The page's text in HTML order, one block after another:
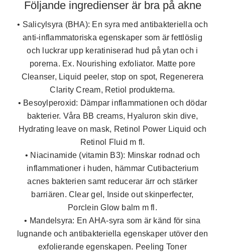
Följande ingredienser är bra på akne
• Salicylsyra (BHA): En syra med antibakteriella och
anti-inflammatoriska egenskaper som är fettlöslig
och luckrar upp keratiniserad hud på ytan och i
porerna. Ex. Nourishing exfoliator. Matte pore
Cleanser, Liquid peeler, stop on spot, Regenerera
Clarity Cream, Retiol produkterna.
• Besoylperoxid: Dämpar inflammationen och dödar
bakterier. Våra BB creams, Hyaluron skin dive,
Hydrating leave on mask, Retinol Power Liquid och
Retinol Fluid m fl.
• Niacinamide (vitamin B3): Minskar rodnad och
inflammationer i huden, hämmar Cutibacterium
acnes bakterien samt reducerar ärr och stärker
barriären. Clear gel, Inside out skinperfecter,
Porclein Glow balm m fl.
• Mandelsyra: En AHA-syra som är känd för sina
lugnande och antibakteriella egenskaper utöver den
exfolierande egenskapen. Peeling Toner